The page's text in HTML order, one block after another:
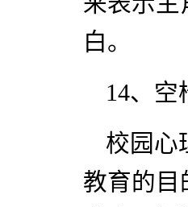
白。
14、空
校园心
教育的目